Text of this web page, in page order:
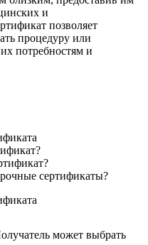
и
позволяет
процедуру или
потребностям и
сертификаты?
может выбрать